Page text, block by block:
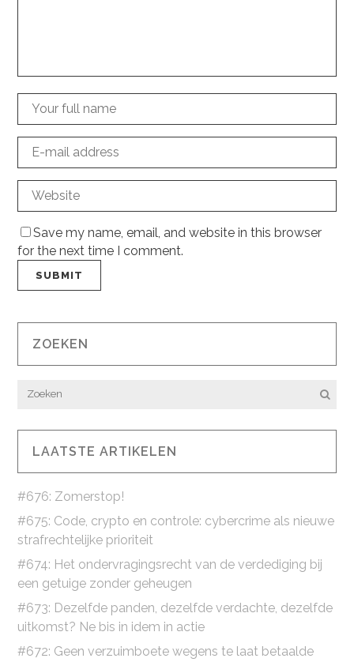
Save my name, email, and website in this browser
for the next time I comment.
ZOEKEN
LAATSTE ARTIKELEN
#676: Zomerstop!
#675: Code, crypto en controle: cybercrime als nieuwe
strafrechtelijke prioriteit
#674: Het ondervragingsrecht van de verdediging bij
een getuige zonder geheugen
#673: Dezelfde panden, dezelfde verdachte, dezelfde
uitkomst? Ne bis in idem in actie
#672: Geen verzuimboete wegens te laat betaalde